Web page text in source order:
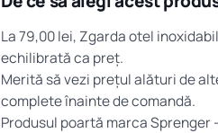
La 79,00 lei, Zgarda otel
echilibrată ca preț.
Merită să vezi prețul alături de
complete înainte de comandă.
Produsul poartă marcaSprenger